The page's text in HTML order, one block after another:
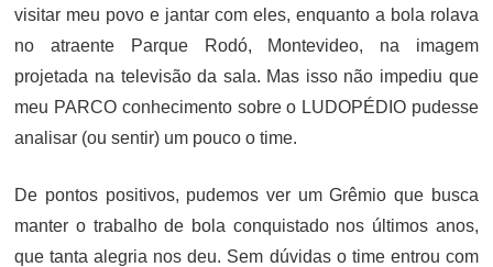
visitar meu povo e jantar com eles, enquanto a bola rolava
no atraente Parque Rodó, Montevideo, na imagem
projetada na televisão da sala. Mas isso não impediu que
meu PARCO conhecimento sobre o LUDOPÉDIO pudesse
analisar (ou sentir) um pouco o time.
De pontos positivos, pudemos ver um Grêmio que busca
manter o trabalho de bola conquistado nos últimos anos,
que tanta alegria nos deu. Sem dúvidas o time entrou com